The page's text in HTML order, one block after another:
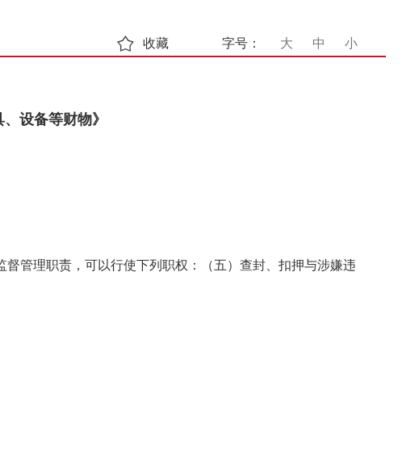
字号： 大 中 小
收藏
设备等财物》
管理职责，可以行使下列职权：（五）查封、扣押与涉嫌违